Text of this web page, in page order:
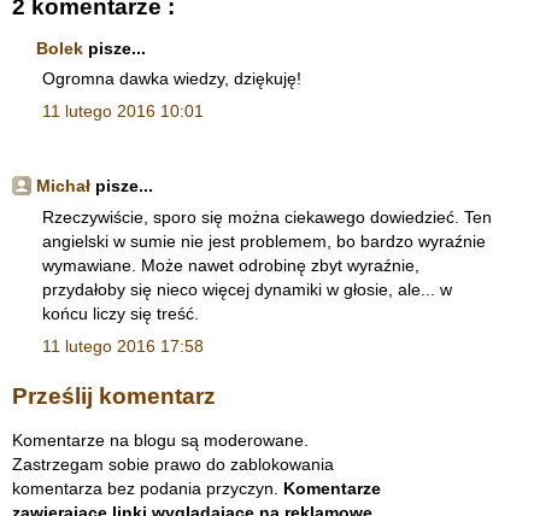
2 komentarze :
Bolek pisze...
Ogromna dawka wiedzy, dziękuję!
11 lutego 2016 10:01
Michał pisze...
Rzeczywiście, sporo się można ciekawego dowiedzieć. Ten
angielski w sumie nie jest problemem, bo bardzo wyraźnie
wymawiane. Może nawet odrobinę zbyt wyraźnie,
przydałoby się nieco więcej dynamiki w głosie, ale... w
końcu liczy się treść.
11 lutego 2016 17:58
Prześlij komentarz
Komentarze na blogu są moderowane.
Zastrzegam sobie prawo do zablokowania
komentarza bez podania przyczyn. Komentarze
zawierające linki wyglądające na reklamowe